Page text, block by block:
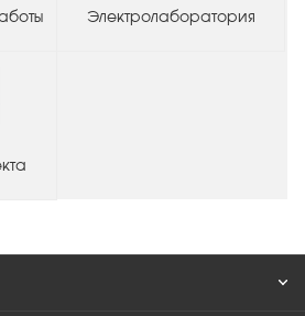
Электролаборатория